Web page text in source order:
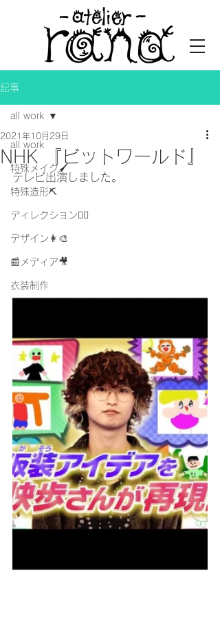
記事
all work
特殊メイク🖌
特殊造形⛏
ディレクション👯‍♀️
デザイン👩‍🎨
📰メディア🎥
衣装制作
all work
NHK 『ビットワールド』
2021年10月29日
テレビ出演しました。